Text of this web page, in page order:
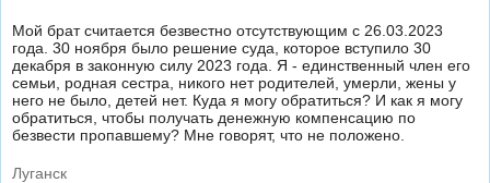
Мой брат считается безвестно отсутствующим с 26.03.2023
года. 30 ноября было решение суда, которое вступило 30
декабря в законную силу 2023 года. Я - единственный член его
семьи, родная сестра, никого нет родителей, умерли, жены у
него не было, детей нет. Куда я могу обратиться? И как я могу
обратиться, чтобы получать денежную компенсацию по
безвести пропавшему? Мне говорят, что не положено.
Луганск